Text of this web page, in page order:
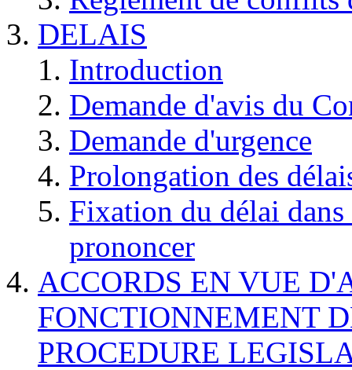
DELAIS
Introduction
Demande d'avis du
Demande d'urgence
Prolongation des
Fixation du délai
prononcer
ACCORDS EN VUE
FONCTIONNEMENT
PROCEDURE